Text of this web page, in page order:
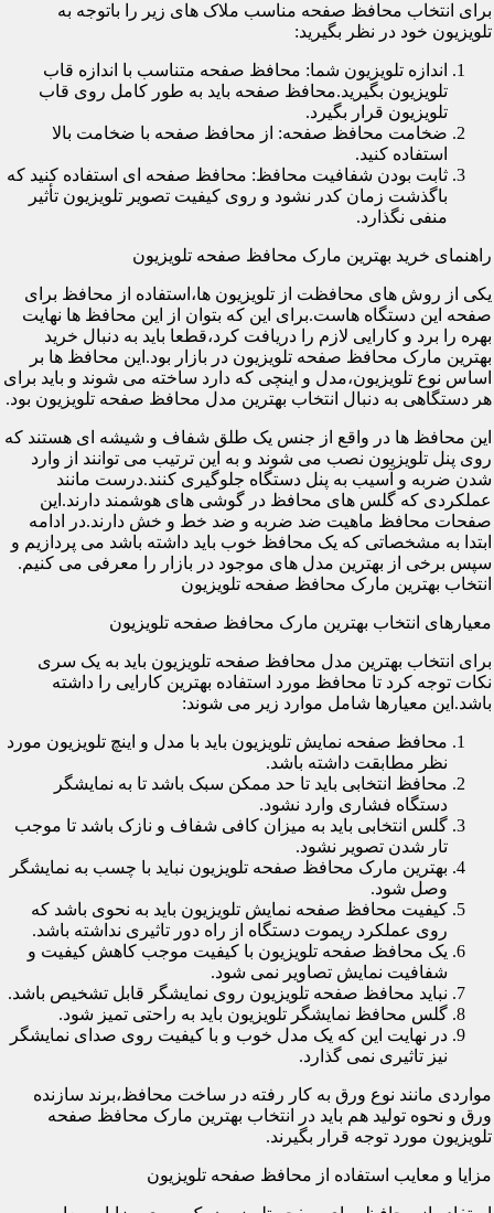
برای انتخاب محافظ صفحه مناسب ملاک های زیر را باتوجه به
تلویزیون خود در نظر بگیرید:
اندازه تلویزیون شما: محافظ صفحه متناسب با اندازه قاب
تلویزیون بگیرید.محافظ صفحه باید به طور کامل روی قاب
تلویزیون قرار بگیرد.
ضخامت محافظ صفحه: از محافظ صفحه با ضخامت بالا
استفاده کنید.
ثابت بودن شفافیت محافظ: محافظ صفحه ای استفاده کنید که
باگذشت زمان کدر نشود و روی کیفیت تصویر تلویزیون تأثیر
منفی نگذارد.
راهنمای خرید بهترین مارک محافظ صفحه تلویزیون
یکی از روش های محافظت از تلویزیون ها،استفاده از محافظ برای
صفحه این دستگاه هاست.برای این که بتوان از این محافظ ها نهایت
بهره را برد و کارایی لازم را دریافت کرد،قطعا باید به دنبال خرید
بهترین مارک محافظ صفحه تلویزیون در بازار بود.این محافظ ها بر
اساس نوع تلویزیون،مدل و اینچی که دارد ساخته می شوند و باید برای
هر دستگاهی به دنبال انتخاب بهترین مدل محافظ صفحه تلویزیون بود.
این محافظ ها در واقع از جنس یک طلق شفاف و شیشه ای هستند که
روی پنل تلویزیون نصب می شوند و به این ترتیب می توانند از وارد
شدن ضربه و آسیب به پنل دستگاه جلوگیری کنند.درست مانند
عملکردی که گلس های محافظ در گوشی های هوشمند دارند.این
صفحات محافظ ماهیت ضد ضربه و ضد خط و خش دارند.در ادامه
ابتدا به مشخصاتی که یک محافظ خوب باید داشته باشد می پردازیم و
سپس برخی از بهترین مدل های موجود در بازار را معرفی می کنیم.
انتخاب بهترین مارک محافظ صفحه تلویزیون
معیارهای انتخاب بهترین مارک محافظ صفحه تلویزیون
برای انتخاب بهترین مدل محافظ صفحه تلویزیون باید به یک سری
نکات توجه کرد تا محافظ مورد استفاده بهترین کارایی را داشته
باشد.این معیارها شامل موارد زیر می شوند:
محافظ صفحه نمایش تلویزیون باید با مدل و اینچ تلویزیون مورد
نظر مطابقت داشته باشد.
محافظ انتخابی باید تا حد ممکن سبک باشد تا به نمایشگر
دستگاه فشاری وارد نشود.
گلس انتخابی باید به میزان کافی شفاف و نازک باشد تا موجب
تار شدن تصویر نشود.
بهترین مارک محافظ صفحه تلویزیون نباید با چسب به نمایشگر
وصل شود.
کیفیت محافظ صفحه نمایش تلویزیون باید به نحوی باشد که
روی عملکرد ریموت دستگاه از راه دور تاثیری نداشته باشد.
یک محافظ صفحه تلویزیون با کیفیت موجب کاهش کیفیت و
شفافیت نمایش تصاویر نمی شود.
نباید محافظ صفحه تلویزیون روی نمایشگر قابل تشخیص باشد.
گلس محافظ نمایشگر تلویزیون باید به راحتی تمیز شود.
در نهایت این که یک مدل خوب و با کیفیت روی صدای نمایشگر
نیز تاثیری نمی گذارد.
مواردی مانند نوع ورق به کار رفته در ساخت محافظ،برند سازنده
ورق و نحوه تولید هم باید در انتخاب بهترین مارک محافظ صفحه
تلویزیون مورد توجه قرار بگیرند.
مزایا و معایب استفاده از محافظ صفحه تلویزیون